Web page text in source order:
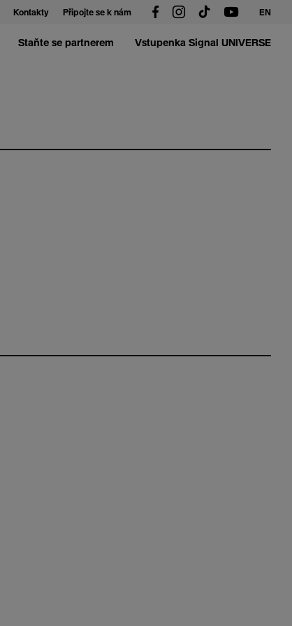
Kontakty Připojte se k nám EN
Staňte se partnerem Vstupenka Signal UNIVERSE